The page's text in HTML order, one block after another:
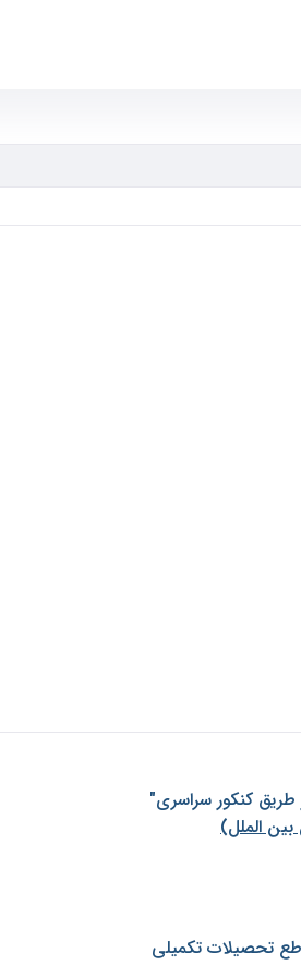
طريق كنكور سراسری"
الملل)
تحصیلات تکمیلی